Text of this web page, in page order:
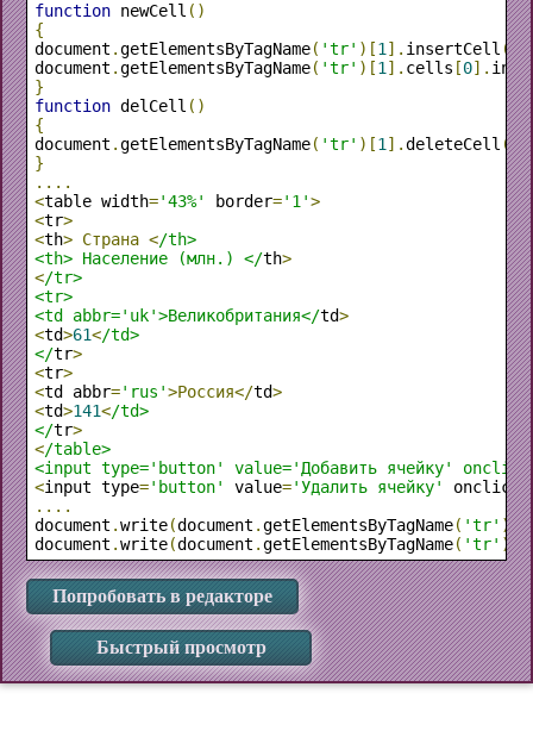
function newCell ()
{
document .getElementsByTagName( 'tr' )[1]. insertCell (0
document .getElementsByTagName( 'tr' )[1]. cells [0].
}
function delCell ()
{
document .getElementsByTagName( 'tr' )[1].deleteCell (0
}
....
<table width='43%' border='1'>
<tr>
<th> Страна </th>
<th> Население (млн.) </th>
</tr>
<tr>
<td abbr='uk'>Великобритания</td>
<td>61</td>
</tr>
<tr>
<td abbr='rus'>Россия</td>
<td>141</td>
</tr>
</table>
<input type='button' value='Добавить ячейку'
<input type='button' value='Удалить ячейку' onclick=
....
document .write(document .getElementsByTagName( 'tr' )[1
document .write(document .getElementsByTagName( 'tr' )[2
Попробовать в редакторе
Быстрый просмотр